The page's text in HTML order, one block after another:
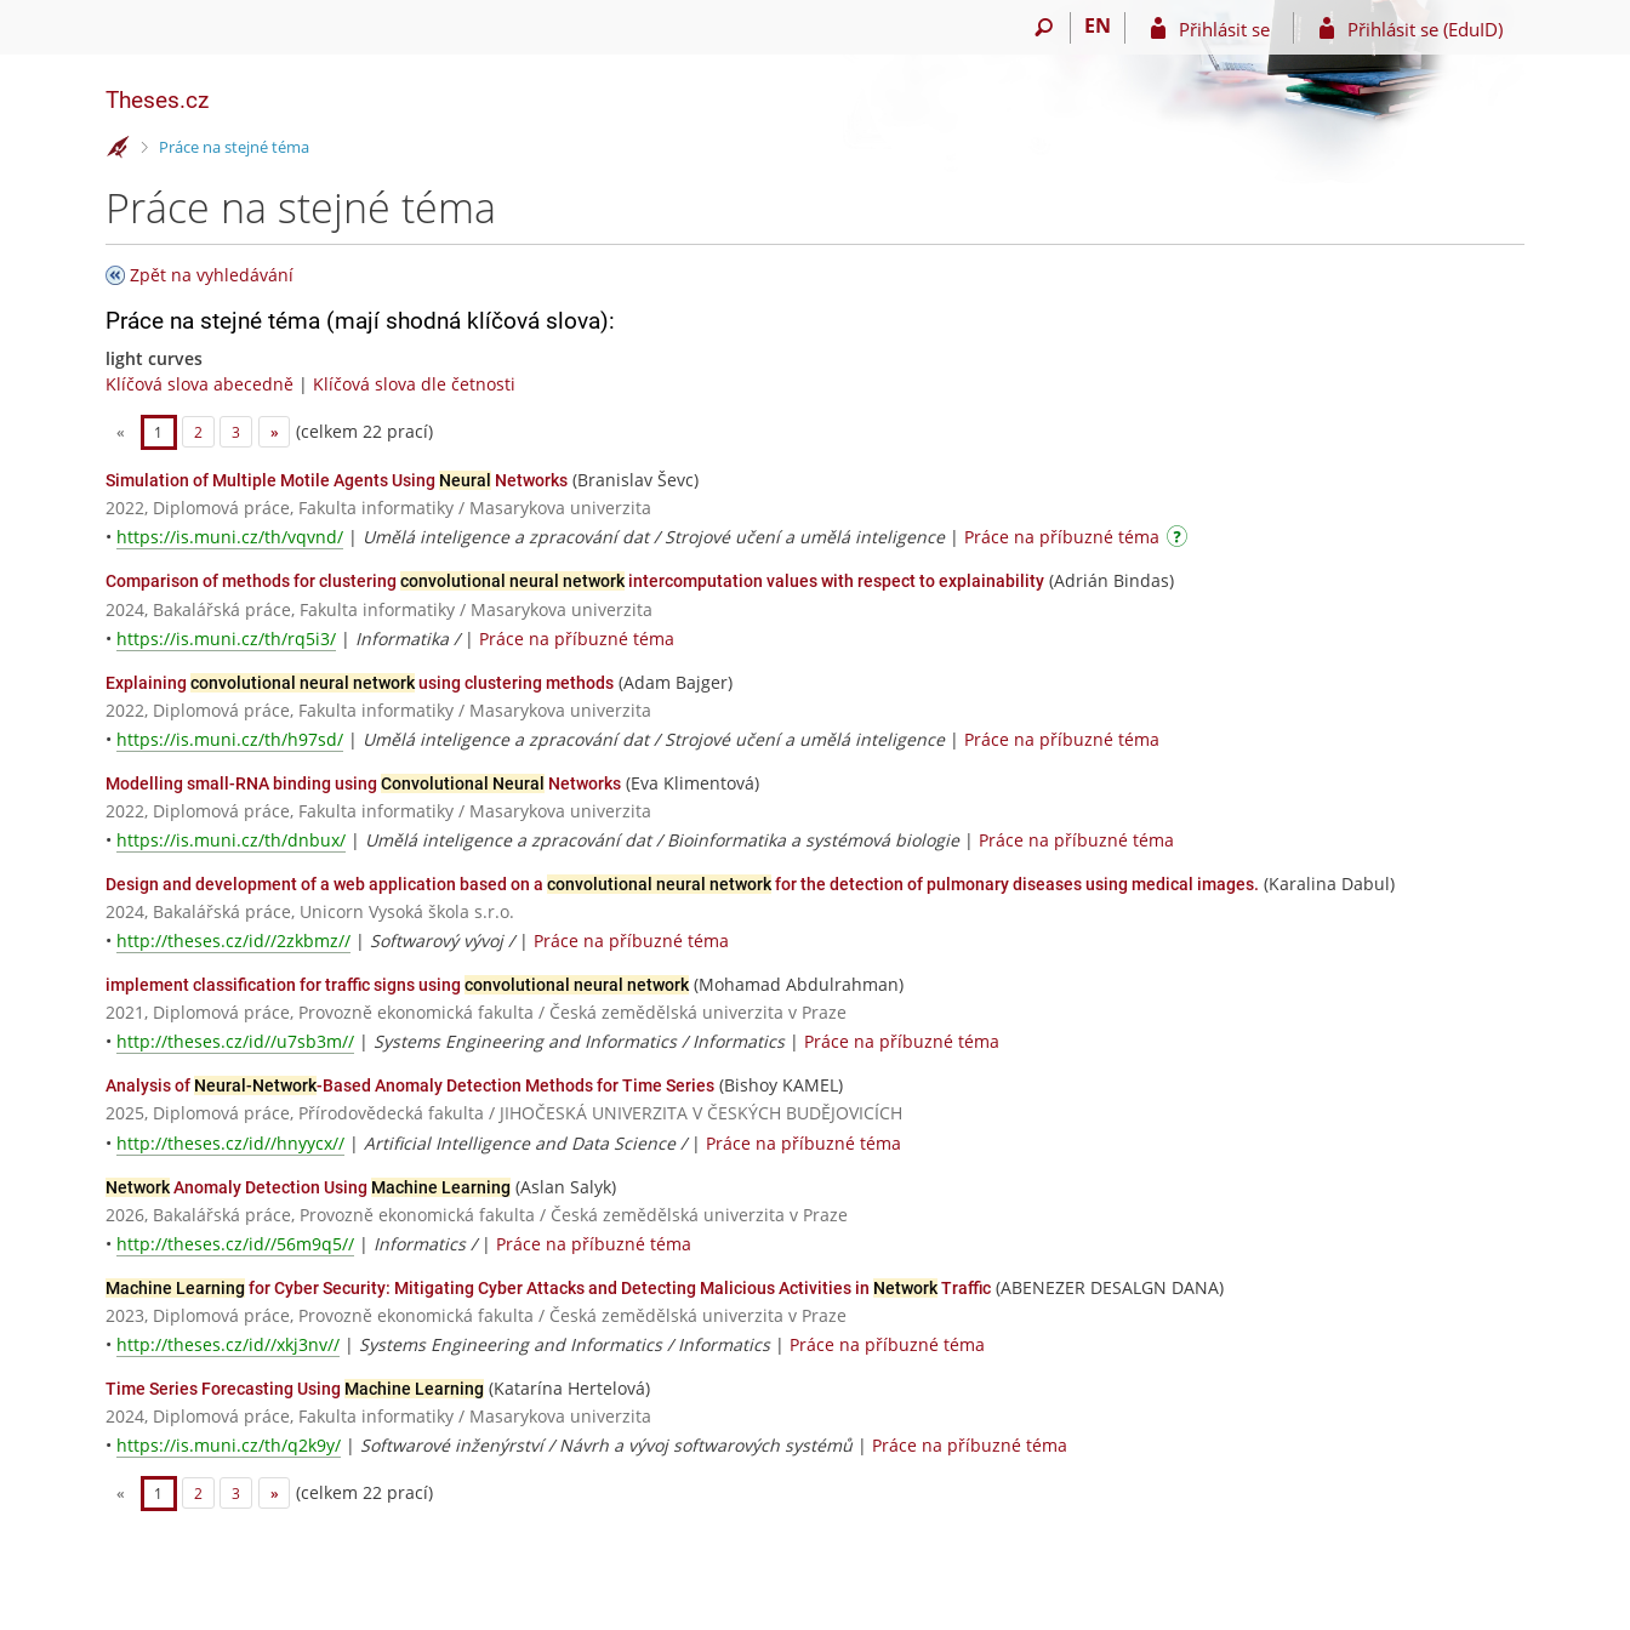
EN Přihlásit se Přihlásit se (EduID)
Theses.cz
>Práce na stejné téma
Práce na stejné téma
Zpět na vyhledávání
Práce na stejné téma (mají shodná klíčová slova):
light curves
Klíčová slova abecedně | Klíčová slova dle četnosti
« 1 2 3 » (celkem 22 prací)
Simulation of Multiple Motile Agents Using Neural Networks (Branislav Ševc)
2022, Diplomová práce, Fakulta informatiky / Masarykova univerzita
• https://is.muni.cz/th/vqvnd/ | Umělá inteligence a zpracování dat / Strojové učení a umělá inteligence| Práce na příbuzné téma
Comparison of methods for clustering convolutional neural networkintercomputation values with respect to explainability (Adrián Bindas)
2024, Bakalářská práce, Fakulta informatiky / Masarykova univerzita
• https://is.muni.cz/th/rq5i3/ | Informatika / | Práce na příbuzné téma
Explaining convolutional neural networkusing clustering methods (Adam Bajger)
2022, Diplomová práce, Fakulta informatiky / Masarykova univerzita
• https://is.muni.cz/th/h97sd/ | Umělá inteligence a zpracování dat / Strojové učení a umělá inteligence| Práce na příbuzné téma
Modelling small-RNA binding using Convolutional Neural Networks (Eva Klimentová)
2022, Diplomová práce, Fakulta informatiky / Masarykova univerzita
• https://is.muni.cz/th/dnbux/ | Umělá inteligence a zpracování dat / Bioinformatika a systémová biologie| Práce na příbuzné téma
Design and development of a web application based on a convolutional neural networkfor the detection of pulmonary diseases using medical images. (Karalina Dabul)
2024, Bakalářská práce, Unicorn Vysoká škola s.r.o.
• http://theses.cz/id//2zkbmz// | Softwarový vývoj / | Práce na příbuzné téma
implement classification for traffic signs using convolutional neural network(Mohamad Abdulrahman)
2021, Diplomová práce, Provozně ekonomická fakulta / Česká zemědělská univerzita v Praze
• http://theses.cz/id//u7sb3m// | Systems Engineering and Informatics / Informatics| Práce na příbuzné téma
Analysis of Neural-Network-Based Anomaly Detection Methods for Time Series (Bishoy KAMEL)
2025, Diplomová práce, Přírodovědecká fakulta / JIHOČESKÁ UNIVERZITA V ČESKÝCH BUDĚJOVICÍCH
• http://theses.cz/id//hnyycx// | Artificial Intelligence and Data Science / | Práce na příbuzné téma
NetworkAnomaly Detection Using Machine Learning (Aslan Salyk)
2026, Bakalářská práce, Provozně ekonomická fakulta / Česká zemědělská univerzita v Praze
• http://theses.cz/id//56m9q5// | Informatics / | Práce na příbuzné téma
Machine Learning for Cyber Security: Mitigating Cyber Attacks and Detecting Malicious Activities in NetworkTraffic (ABENEZER DESALGN DANA)
2023, Diplomová práce, Provozně ekonomická fakulta / Česká zemědělská univerzita v Praze
• http://theses.cz/id//xkj3nv// | Systems Engineering and Informatics / Informatics| Práce na příbuzné téma
Time Series Forecasting Using Machine Learning (Katarína Hertelová)
2024, Diplomová práce, Fakulta informatiky / Masarykova univerzita
• https://is.muni.cz/th/q2k9y/ | Softwarové inženýrství / Návrh a vývoj softwarových systémů | Práce na příbuzné téma
« 1 2 3 » (celkem 22 prací)